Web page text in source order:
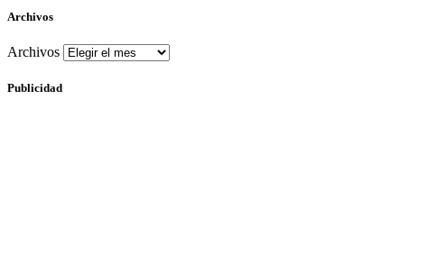
Archivos
Archivos
Publicidad